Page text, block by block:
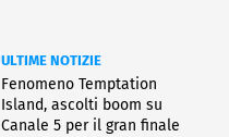
ULTIME NOTIZIE
Fenomeno Temptation
Island, ascolti boom su
Canale 5 per il gran finale